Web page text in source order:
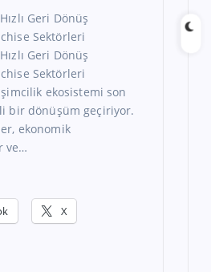
Geri Dönüş
Sektörleri
Geri Dönüş
Sektörleri
ekosistemi son
bir dönüşüm geçiriyor.
ekonomik
ve…
X